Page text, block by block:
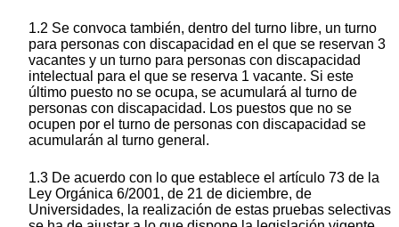
1.2 Se convoca también, dentro del turno libre, un turno
para personas con discapacidad en el que se reservan 3
vacantes y un turno para personas con discapacidad
intelectual para el que se reserva 1 vacante. Si este
último puesto no se ocupa, se acumulará al turno de
personas con discapacidad. Los puestos que no se
ocupen por el turno de personas con discapacidad se
acumularán al turno general.
1.3 De acuerdo con lo que establece el artículo 73 de la
Ley Orgánica 6/2001, de 21 de diciembre, de
Universidades, la realización de estas pruebas selectivas